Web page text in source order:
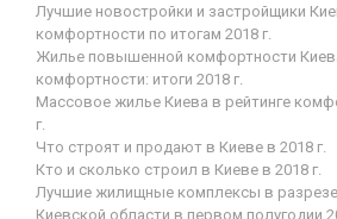
Лучшие новостройки и застройщики
комфортности по итогам 2018 г.
Жилье повышенной комфортности
комфортности: итоги 2018 г.
Массовое жилье Киева в рейтинге
г.
Что строят и продают в Киеве в 2018 г.
Кто и сколько строил в Киеве в 2018 г.
Лучшие жилищные комплексы в
Киевской области в первом полугодии